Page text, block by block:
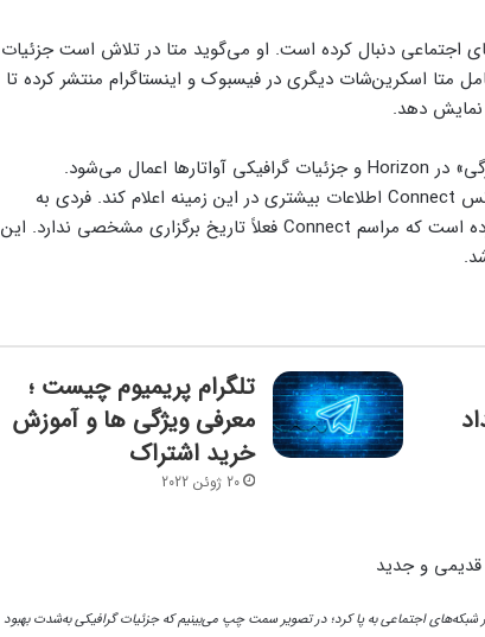
اجتماعی دنبال کرده است. او می‌گوید متا در تلاش است جزئیات
متا اسکرین‌شات دیگری در فیسبوک و اینستاگرام منتشر کرده تا
نمایش دهد.
در
Horizon و جزئیات گرافیکی آواتارها اعمال می‌شود.
مدیرعامل متا وعده داده که در جریان برگزاری کنفرانس Connect اطلاعات بیشتری در این زمینه اعلام کند. فردی به
نمایندگی از متا در گفت‌و‌گو با رسانه‌ی ورج اعلام کرده است که مراسم Connect فعلاً تاریخ برگزاری مشخصی ندارد. این
تلگرام پریمیوم چیست ؛
معرفی ویژگی ها و آموزش
خرید اشتراک
20 ژوئن 2022
اجتماعی به پا کرد؛ در تصویر سمت چپ می‌بینیم که جزئیات گرافیکی به‌شدت بهبود